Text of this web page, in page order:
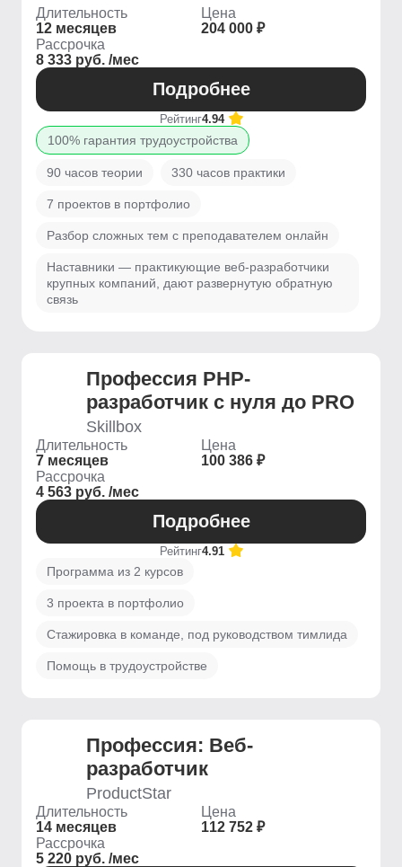
Длительность
12 месяцев
Цена
204 000 ₽
Рассрочка
8 333 руб. /мес
Подробнее
Рейтинг4.94
100% гарантия трудоустройства
90 часов теории 330 часов практики
7 проектов в портфолио
Разбор сложных тем с преподавателем онлайн
Наставники — практикующие веб-разработчики
крупных компаний, дают развернутую обратную
связь
Профессия PHP-
разработчик с нуля до PRO
Skillbox
Длительность
7 месяцев
Цена
100 386 ₽
Рассрочка
4 563 руб. /мес
Подробнее
Рейтинг4.91
Программа из 2 курсов
3 проекта в портфолио
Стажировка в команде, под руководством тимлида
Помощь в трудоустройстве
Профессия: Веб-
разработчик
ProductStar
Длительность
14 месяцев
Цена
112 752 ₽
Рассрочка
5 220 руб. /мес